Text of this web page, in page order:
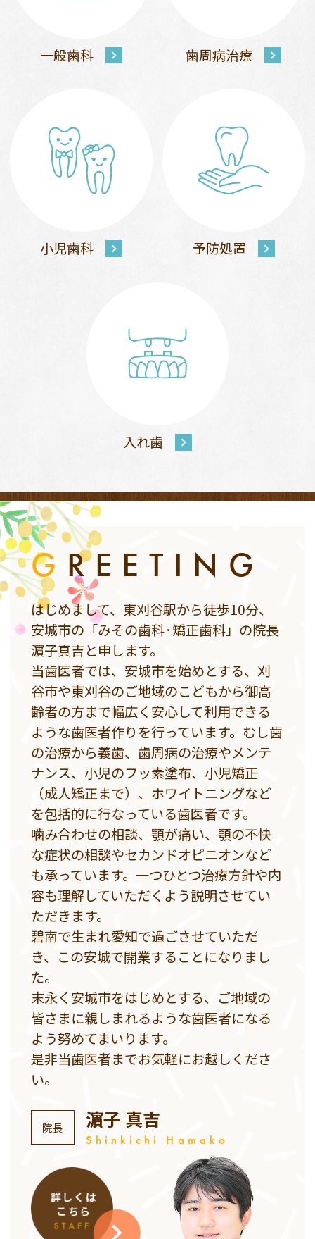
一般歯科 歯周病治療
小児歯科 予防処置
入れ歯
G REETING
はじめまして、東刈谷駅から徒歩10分、
安城市の「みその歯科·矯正歯科」の院長
濵子真吉と申します。
当歯医者では、安城市を始めとする、刈
谷市や東刈谷のご地域のこどもから御高
齢者の方まで幅広く安心して利用できる
ような歯医者作りを行っています。むし歯
の治療から義歯、歯周病の治療やメンテ
ナンス、小児のフッ素塗布、小児矯正
（成人矯正まで）、ホワイトニングなど
を包括的に行なっている歯医者です。
噛み合わせの相談、顎が痛い、顎の不快
な症状の相談やセカンドオピニオンなど
も承っています。一つひとつ治療方針や内
容も理解していただくよう説明させてい
ただきます。
碧南で生まれ愛知で過ごさせていただ
き、この安城で開業することになりまし
た。
末永く安城市をはじめとする、ご地域の
皆さまに親しまれるような歯医者になる
よう努めてまいります。
是非当歯医者までお気軽にお越しくださ
い。
院長 濵子 真吉
Shinkichi Hamako